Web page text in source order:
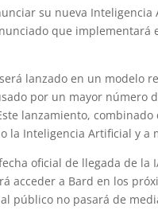
su nueva
que implementará
lanzado en un modelo
por un mayor número
lanzamiento,
la Inteligencia Artificial y a
oficial de llegada de la
acceder a Bard en los
público no pasará de